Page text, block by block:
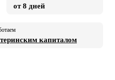
от 8 дней
капиталом